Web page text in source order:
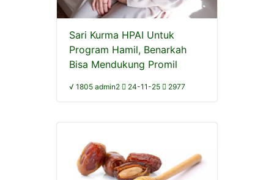
Sari Kurma HPAI Untuk
Program Hamil, Benarkah
Bisa Mendukung Promil
√ 1805 admin2 24-11-25 2977